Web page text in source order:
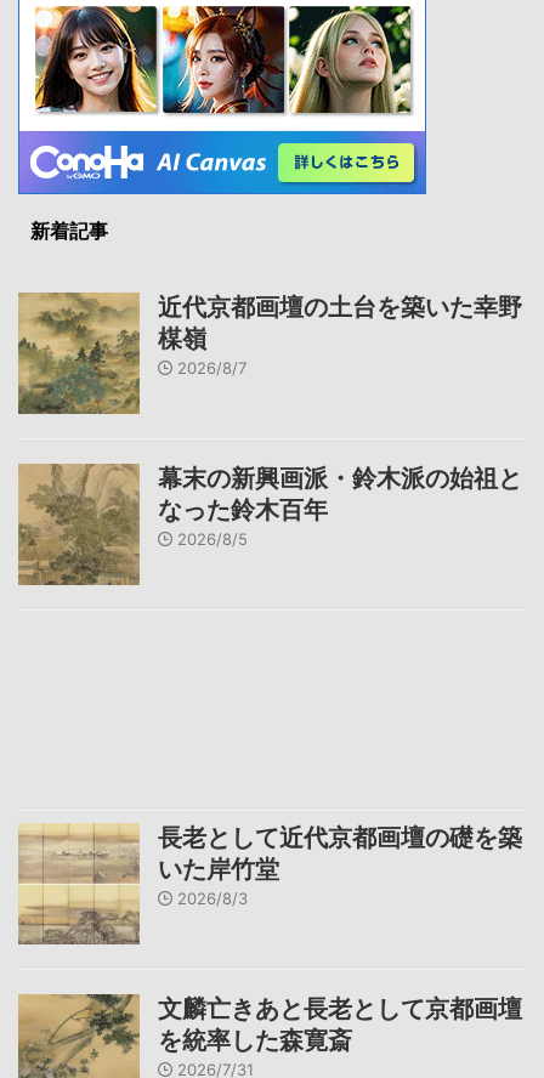
新着記事
近代京都画壇の土台を築いた幸野
楳嶺
2026/8/7
幕末の新興画派・鈴木派の始祖と
なった鈴木百年
2026/8/5
長老として近代京都画壇の礎を築
いた岸竹堂
2026/8/3
文麟亡きあと長老として京都画壇
を統率した森寛斎
2026/7/31